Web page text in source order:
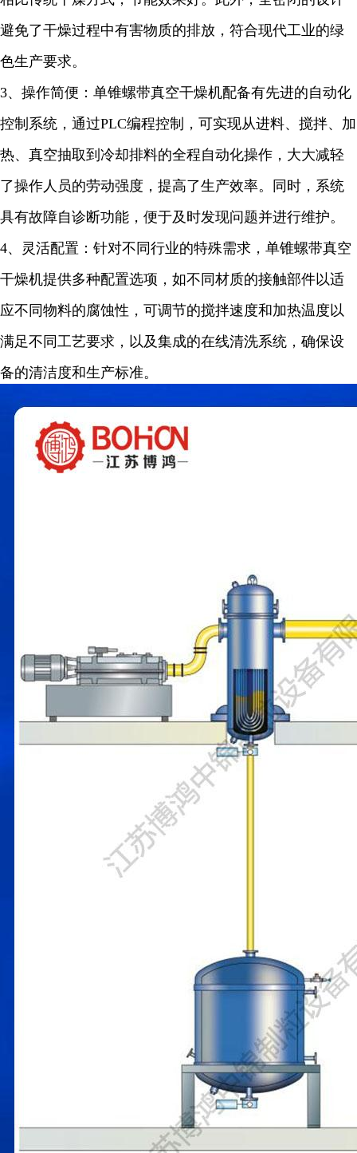
避免了干燥过程中有害物质的排放，符合现代工业的绿
色生产要求。
3、操作简便：单锥螺带真空干燥机配备有先进的自动化
控制系统，通过PLC编程控制，可实现从进料、搅拌、加
热、真空抽取到冷却排料的全程自动化操作，大大减轻
了操作人员的劳动强度，提高了生产效率。同时，系统
具有故障自诊断功能，便于及时发现问题并进行维护。
4、灵活配置：针对不同行业的特殊需求，单锥螺带真空
干燥机提供多种配置选项，如不同材质的接触部件以适
应不同物料的腐蚀性，可调节的搅拌速度和加热温度以
满足不同工艺要求，以及集成的在线清洗系统，确保设
备的清洁度和生产标准。